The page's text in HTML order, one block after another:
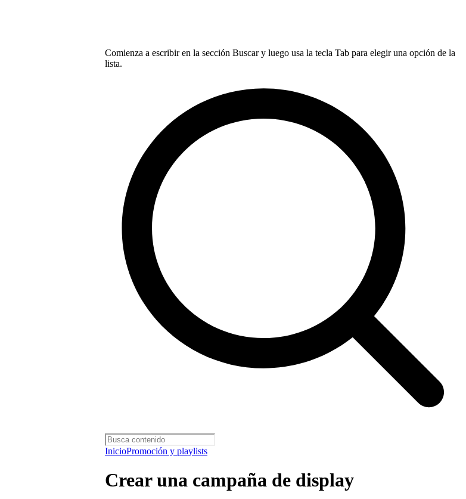
Comienza a escribir en la sección Buscar y luego usa la tecla Tab para elegir una opción de la
lista.
InicioPromoción y playlists
Crear una campaña de display